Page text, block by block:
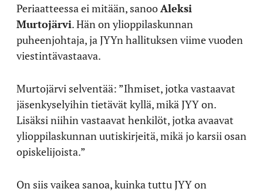
Periaatteessa ei mitään, sanooAleksi
Murtojärvi. Hän on ylioppilaskunnan
puheenjohtaja, ja JYYn hallituksen viime vuoden
viestintävastaava.
Murtojärvi selventää: ”Ihmiset, jotka vastaavat
jäsenkyselyihin tietävät kyllä, mikä JYY on.
Lisäksi niihin vastaavat henkilöt, jotka avaavat
ylioppilaskunnan uutiskirjeitä, mikä jo karsii osan
opiskelijoista.”
On siis vaikea sanoa, kuinka tuttu JYY on